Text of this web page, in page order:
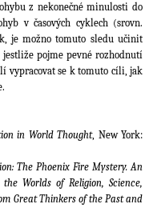
z nekonečné minulosti do
v časových cyklech (srovn.
je možno tomuto sledu učinit
pojme pevné rozhodnutí
vypracovat se k tomuto cíli, jak
in World Thought, New York:
The Phoenix Fire Mystery. An
Worlds of Religion, Science,
Great Thinkers of the Past and